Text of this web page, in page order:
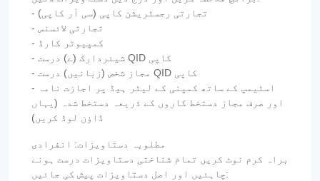
- تجارتی رجسٹریشن کاپی (سی آر کاپی)
- تجارتی لائسنس
- کمپیوٹر کارڈ
- شیئردارک (ے) درست QID کاپی
- مجاز شخص (زبانیں) درست QID کاپی
- اسٹیمپ کے ساتھ کمپنی کے لیٹر ہیڈ پر اجازت نامہ
اور صرف مجاز دستخط کاروں کے ذریعہ دستخط شدہ (یہاں
ڈاؤن لوڈ کریں)
مطلوبہ دستاویزات: انفرادی
براہ کرم نوٹ کریں تمام شناختی دستاویزات درست ہونے
چاہئیں اور اصل دستاویزات پیش کی جائیں: